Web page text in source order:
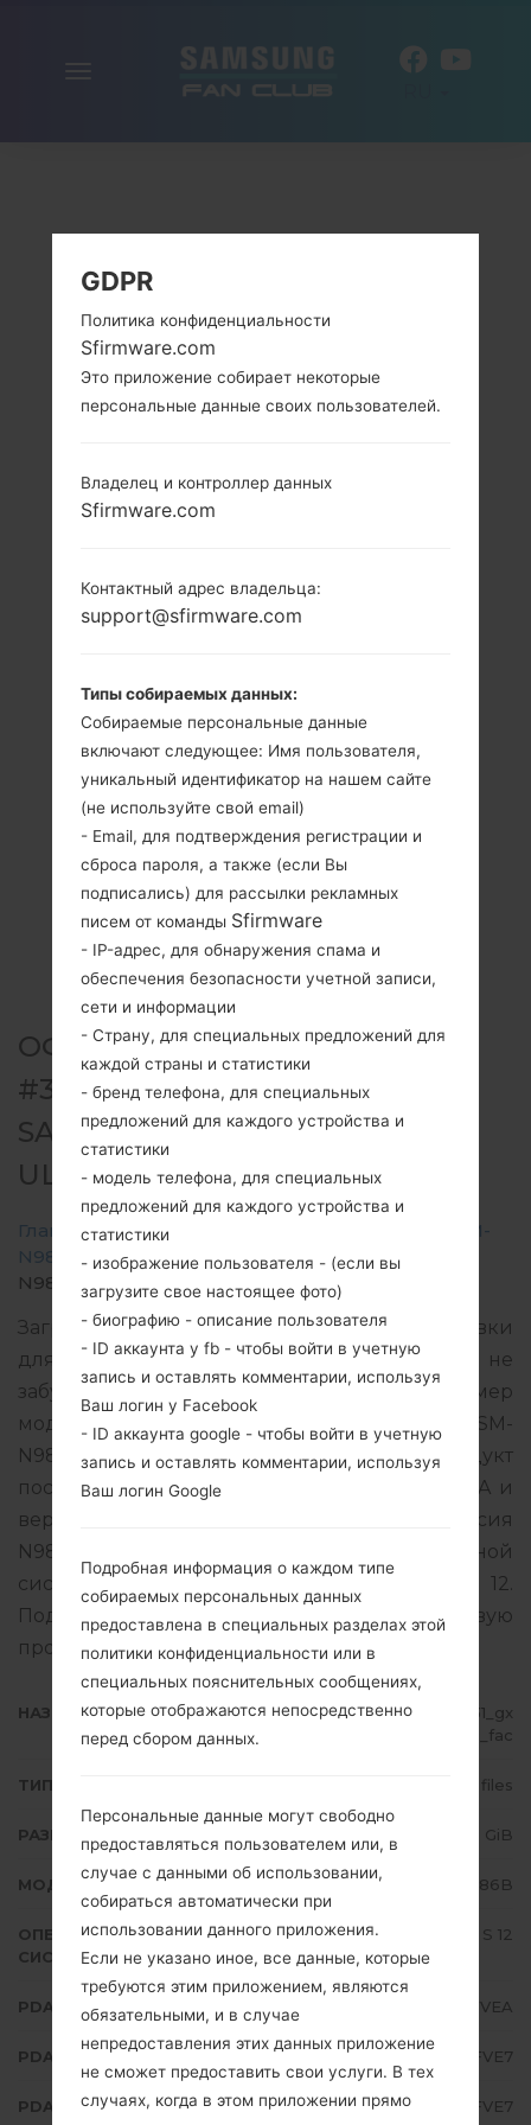
ОФИЦИАЛЬНАЯ ПРОШИВКА
#313814 ДЛЯ SM-N986B -
SAMSUNGGALAXY NOTE 20
ULTRA 5G
Главная →Galaxy Note 20 Ultra 5G
SamsungSM-
N986B
→SM-
N986B_3_20220526143431_gx697iqc4c_fac.zip
Загрузите последнее обновление прошивки
для Samsung Galaxy Note 20 Ultra 5G, но не
забудьте проверить, соответствует ли номер
модели вашего смартфона указанному SM-
N986B. Код прошивки ITV для ITALY. Продукт
поставляется с версией PDA N986BXXS4FVEA и
версия CSC N986BOXM4FVE7, MODEM версия
N986BXXU4FVE7. Версия операционной
системы данной прошивки Android S 12.
Подробная инструкция, как прошить стоковую
прошивку на устройства Samsung здесь
НАЗВАНИЕ ФАЙЛА
SM-N986B_3_20220526143431_gx
697iqc4c_fac
ТИП ПРОШИВКИ 4 files
РАЗМЕР ФАЙЛА 7.6 GiB
МОДЕЛЬ Samsung SM-N986B
ОПЕРАЦИОННАЯ
СИСТЕМА
Android S 12
PDA/AP ВЕРСИЯ N986BXXS4FVEA
PDA/AP ВЕРСИЯ N986BOXM4FVE7
PDA/AP ВЕРСИЯ N986BXXU4FVE7
GDPR
Политика конфиденциальности
Sfirmware.com
Это приложение собирает некоторые
персональные данные своих пользователей.
Владелец и контроллер данных
Sfirmware.com
Контактный адрес владельца:
support@sfirmware.com
Типы собираемых данных:
Собираемые персональные данные
включают следующее: Имя пользователя,
уникальный идентификатор на нашем сайте
(не используйте свой email)
- Email, для подтверждения регистрации и
сброса пароля, а также (если Вы
подписались) для рассылки рекламных
писем от команды Sfirmware
- IP-адрес, для обнаружения спама и
обеспечения безопасности учетной записи,
сети и информации
- Страну, для специальных предложений для
каждой страны и статистики
- бренд телефона, для специальных
предложений для каждого устройства и
статистики
- модель телефона, для специальных
предложений для каждого устройства и
статистики
- изображение пользователя - (если вы
загрузите свое настоящее фото)
- биографию - описание пользователя
- ID аккаунта у fb - чтобы войти в учетную
запись и оставлять комментарии, используя
Ваш логин у Facebook
- ID аккаунта google - чтобы войти в учетную
запись и оставлять комментарии, используя
Ваш логин Google
Подробная информация о каждом типе
собираемых персональных данных
предоставлена в специальных разделах этой
политики конфиденциальности или в
специальных пояснительных сообщениях,
которые отображаются непосредственно
перед сбором данных.
Персональные данные могут свободно
предоставляться пользователем или, в
случае с данными об использовании,
собираться автоматически при
использовании данного приложения.
Если не указано иное, все данные, которые
требуются этим приложением, являются
обязательными, и в случае
непредоставления этих данных приложение
не сможет предоставить свои услуги. В тех
случаях, когда в этом приложении прямо